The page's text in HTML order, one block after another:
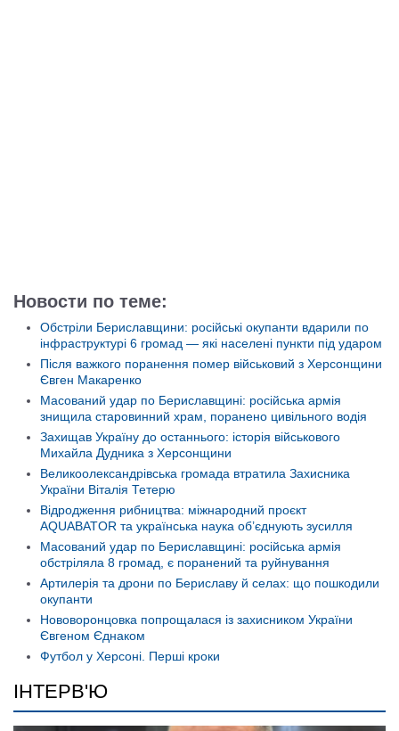
Новости по теме:
Обстріли Бериславщини: російські окупанти вдарили по
інфраструктурі 6 громад — які населені пункти під ударом
Після важкого поранення помер військовий з Херсонщини
Євген Макаренко
Масований удар по Бериславщині: російська армія
знищила старовинний храм, поранено цивільного водія
Захищав Україну до останнього: історія військового
Михайла Дудника з Херсонщини
Великоолександрівська громада втратила Захисника
України Віталія Тетерю
Відродження рибництва: міжнародний проєкт
AQUABATOR та українська наука об’єднують зусилля
Масований удар по Бериславщині: російська армія
обстріляла 8 громад, є поранений та руйнування
Артилерія та дрони по Бериславу й селах: що пошкодили
окупанти
Нововоронцовка попрощалася із захисником України
Євгеном Єднаком
Футбол у Херсоні. Перші кроки
ІНТЕРВ'Ю